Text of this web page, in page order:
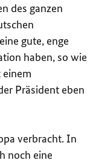
des ganzen
gute, enge
haben, so wie
Präsident eben
verbracht. In
noch eine